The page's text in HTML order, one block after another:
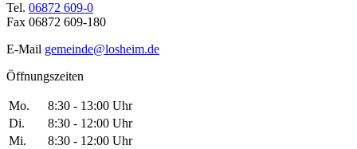
Tel. 06872 609-0
Fax 06872 609-180
E-Mail gemeinde@losheim.de
Öffnungszeiten
Mo.
8:30 - 13:00 Uhr
Di.
8:30 - 12:00 Uhr
Mi.
8:30 - 12:00 Uhr